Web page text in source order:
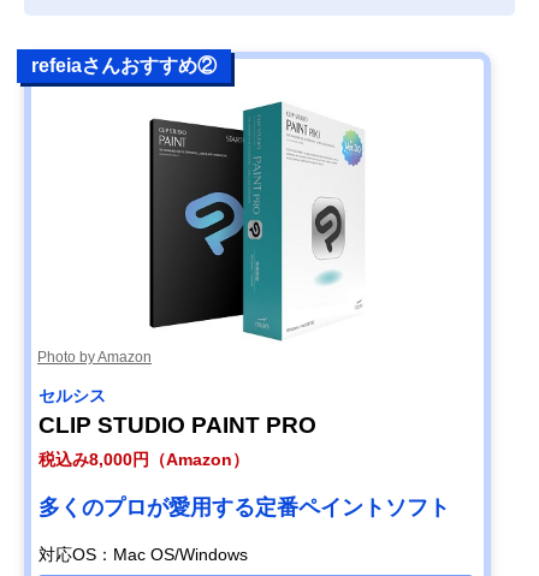
refeiaさんおすすめ②
Photo by Amazon
セルシス
CLIP STUDIO PAINT PRO
税込み8,000円（Amazon）
多くのプロが愛用する定番ペイントソフト
対応OS：Mac OS/Windows